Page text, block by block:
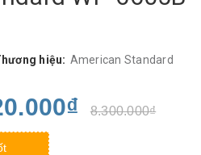
hiệu: American Standard
8.300.000₫